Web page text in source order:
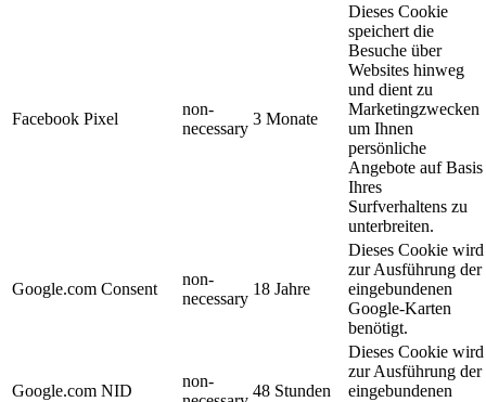
Facebook Pixel
non-
necessary
3 Monate
Dieses Cookie
speichert die
Besuche über
Websites hinweg
und dient zu
Marketingzwecken
um Ihnen
persönliche
Angebote auf Basis
Ihres
Surfverhaltens zu
unterbreiten.
Google.com Consent
non-
necessary
18 Jahre
Dieses Cookie wird
zur Ausführung der
eingebundenen
Google-Karten
benötigt.
Google.com NID
non-
48 Stunden
Dieses Cookie wird
zur Ausführung der
eingebundenen